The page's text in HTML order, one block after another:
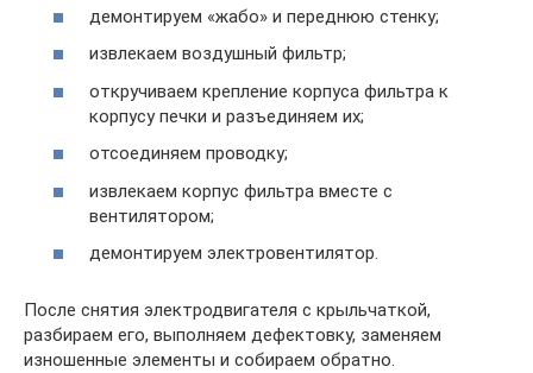
демонтируем «жабо» и переднюю стенку;
извлекаем воздушный фильтр;
откручиваем крепление корпуса фильтра к
корпусу печки и разъединяем их;
отсоединяем проводку;
извлекаем корпус фильтра вместе с
вентилятором;
демонтируем электровентилятор.
После снятия электродвигателя с крыльчаткой,
разбираем его, выполняем дефектовку, заменяем
изношенные элементы и собираем обратно.